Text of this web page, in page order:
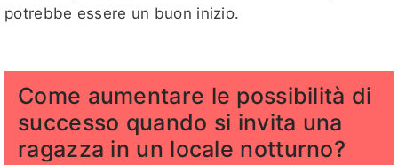
potrebbe essere un buon inizio.
Come aumentare le possibilità di
successo quando si invita una
ragazza in un locale notturno?